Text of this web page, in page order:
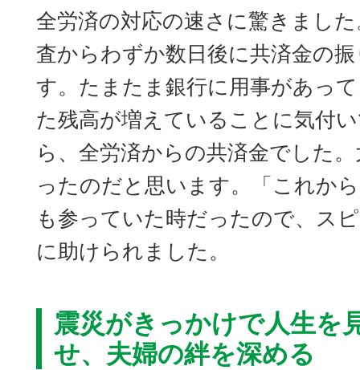
全労済の対応の速さに驚きまし
査からわずか数日後に共済金の
す。たまたま銀行に用事があっ
た残高が増えていることに気付
ら、全労済からの共済金でした
ったのだと思います。「これか
も参っていた時だったので、ス
に助けられました。
震災がきっかけで人生を
せ、夫婦の絆を深める